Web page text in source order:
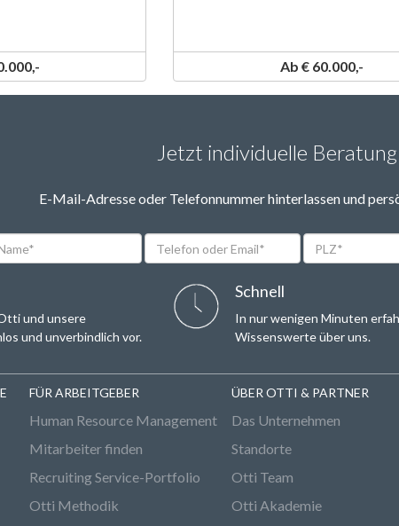
Ab € 60.000,-
Jetzt individuelle
E-Mail-Adresse oder Telefonnummer hinterlassen und
Telefon
oder
PLZ*
und unsere
und unverbindlich vor.
Schnell
In nur wenigen Minuten
Wissenswerte über uns.
FÜR ARBEITGEBER
Human Resource Management
Mitarbeiter finden
Recruiting Service-Portfolio
Otti Methodik
ÜBER OTTI & PARTNER
Das Unternehmen
Standorte
Otti Team
Otti Akademie